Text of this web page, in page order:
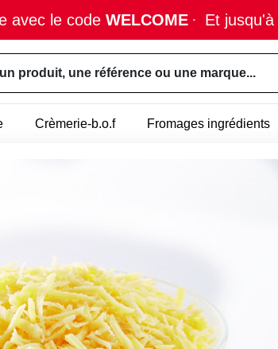
avec le code WELCOME · Et jusqu'à
produit, une référence ou une marque...
Crèmerie-b.o.f Fromages ingrédients